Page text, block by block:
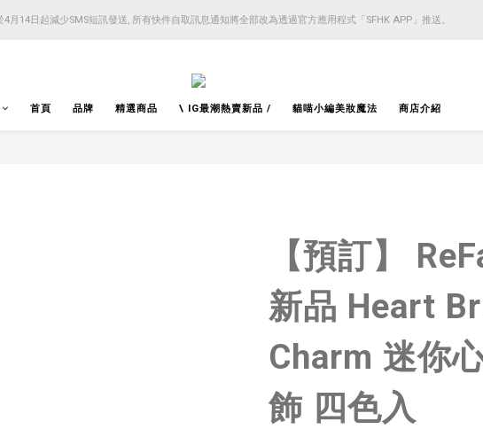
4月14日起減少SMS短訊發送, 所有快件自取訊息通知將全部改為透過官方應用程式「SFHK APP」推送。
4月14日起減少SMS短訊發送, 所有快件自取訊息通知將全部改為透過官方應用程式「SFHK APP」推送。
首頁 品牌 精選商品 \ IG最潮熱賣新品 / 貓喵小編美妝魔法 商店介紹
【預訂】
新品 Heart
Charm 迷你
飾 四色入